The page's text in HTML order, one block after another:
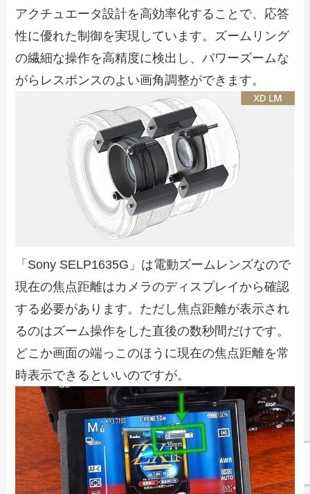
アクチュエータ設計を高効率化することで、応答
性に優れた制御を実現しています。ズームリング
の繊細な操作を高精度に検出し、パワーズームな
がらレスポンスのよい画角調整ができます。
「Sony SELP1635G」は電動ズームレンズなので
現在の焦点距離はカメラのディスプレイから確認
する必要があります。ただし焦点距離が表示され
るのはズーム操作をした直後の数秒間だけです。
どこか画面の端っこのほうに現在の焦点距離を常
時表示できるといいのですが。